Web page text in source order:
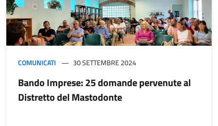
COMUNICATI 30 SETTEMBRE 2024
Bando Imprese: 25 domande pervenute al
Distretto del Mastodonte